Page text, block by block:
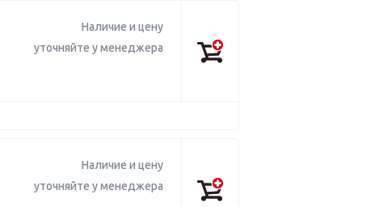
Наличие и цену
уточняйте у менеджера
Наличие и цену
уточняйте у менеджера